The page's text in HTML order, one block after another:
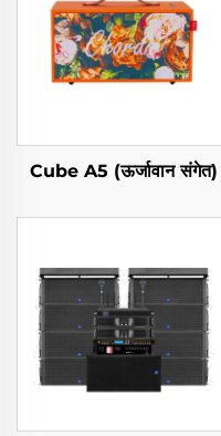
Cube A5 (ऊर्जावान संगेत)